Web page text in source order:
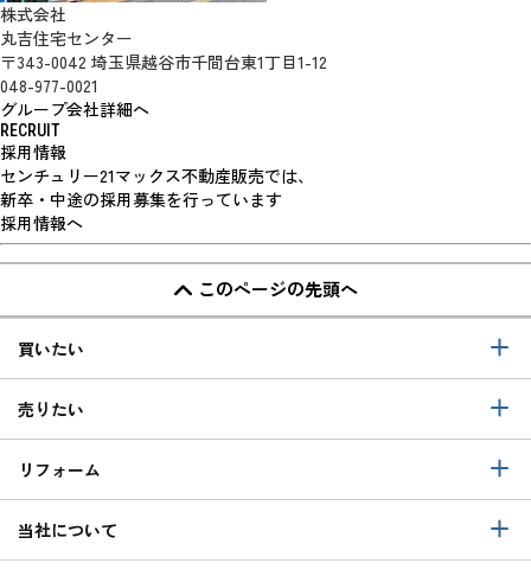
株式会社
丸吉住宅センター
〒343-0042 埼玉県越谷市千間台東1丁目1-12
048-977-0021
グループ会社詳細へ
RECRUIT
採用情報
センチュリー21マックス不動産販売では、
新卒・中途の採用募集を行っています
採用情報へ
このページの先頭へ
買いたい
売りたい
リフォーム
当社について